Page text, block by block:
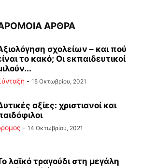
ΑΡΘΡΑ
σχολείων – και πού
το κακό; Οι εκπαιδευτικοί
- 15 Οκτωβρίου, 2021
αξίες: χριστιανοί και
- 14 Οκτωβρίου, 2021
λαϊκό τραγούδι στη μεγάλη